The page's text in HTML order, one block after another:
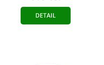
DETAIL